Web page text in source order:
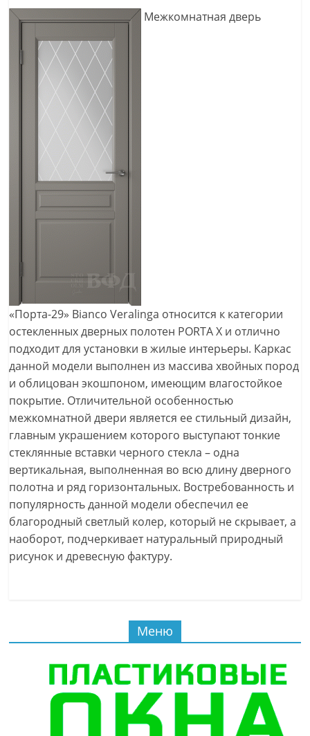
Межкомнатная дверь
«Порта-29» Bianco Veralinga относится к категории
остекленных дверных полотен PORTA Х и отлично
подходит для установки в жилые интерьеры. Каркас
данной модели выполнен из массива хвойных пород
и облицован экошпоном, имеющим влагостойкое
покрытие. Отличительной особенностью
межкомнатной двери является ее стильный дизайн,
главным украшением которого выступают тонкие
стеклянные вставки черного стекла – одна
вертикальная, выполненная во всю длину дверного
полотна и ряд горизонтальных. Востребованность и
популярность данной модели обеспечил ее
благородный светлый колер, который не скрывает, а
наоборот, подчеркивает натуральный природный
рисунок и древесную фактуру.
Меню